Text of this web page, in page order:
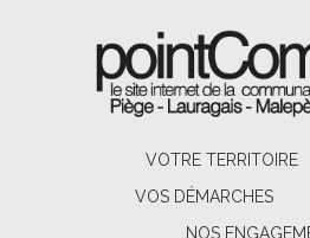
VOTRE TERRITOIRE
VOS DÉMARCHES
NOS